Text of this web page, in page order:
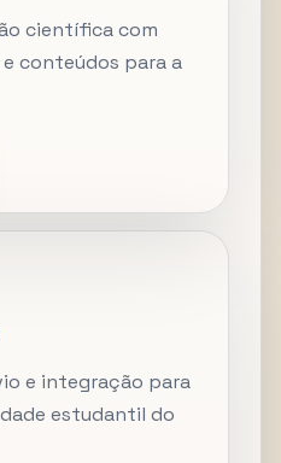
científica com
conteúdos para a
e integração para
estudantil do